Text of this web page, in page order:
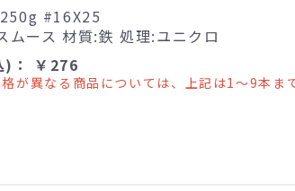
#16X25
ムース 材質:鉄 処理:ユニクロ
)： ￥276
が異なる商品については、上記は1～9本ま